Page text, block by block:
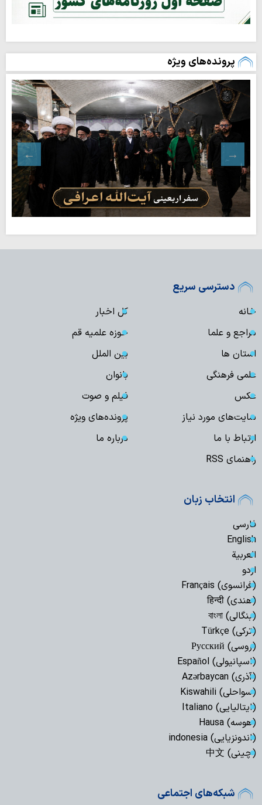
پرونده‌های ویژه
دسترسی سریع
خانه
کل اخبار
مراجع و علما
حوزه علمیه قم
استان ها
بین الملل
علمی فرهنگی
بانوان
عکس
فیلم و صوت
سایت‌های مورد نیاز
پرونده‌های ویژه
ارتباط با ما
درباره ما
راهنمای RSS
انتخاب زبان
فارسی
English
العربیة
اردو
(فرانسوی) Français
(هندی) हिन्दी
(بنگالی) বাংলা
(ترکی) Türkçe
(روسی) Русский
(اسپانیولی) Español
(آذری) Azərbaycan
(سواحلی) Kiswahili
(ایتالیایی) Italiano
(هوسه) Hausa
(اندونزیایی) indonesia
(چینی) 中文
شبکه‌های اجتماعی